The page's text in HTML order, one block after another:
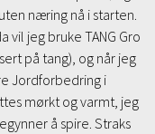
næring nå i starten.
jeg bruke TANG Gro
på tang), og når jeg
Jordforbedring i
mørkt og varmt, jeg
å spire. Straks